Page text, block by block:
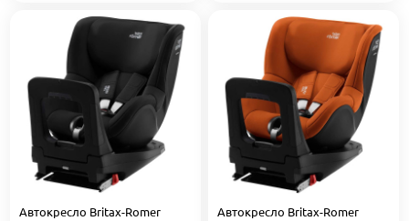
Автокресло Britax-Romer
Автокресло Britax-Romer